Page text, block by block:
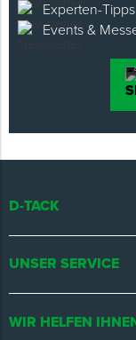
Experten-Tipps
Events &
D-TACK
UNSER SERVICE
WIR HELFEN